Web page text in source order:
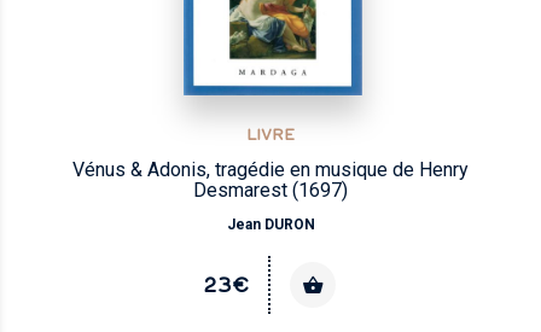
LIVRE
Vénus & Adonis, tragédie en musique de Henry
Desmarest (1697)
Jean DURON
23€